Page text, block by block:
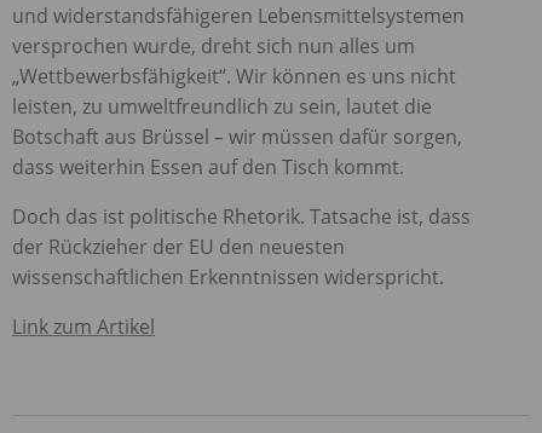
und widerstandsfähigeren Lebensmittelsystemen
versprochen wurde, dreht sich nun alles um
„Wettbewerbsfähigkeit“. Wir können es uns nicht
leisten, zu umweltfreundlich zu sein, lautet die
Botschaft aus Brüssel – wir müssen dafür sorgen,
dass weiterhin Essen auf den Tisch kommt.
Doch das ist politische Rhetorik. Tatsache ist, dass
der Rückzieher der EU den neuesten
wissenschaftlichen Erkenntnissen widerspricht.
Link zum Artikel